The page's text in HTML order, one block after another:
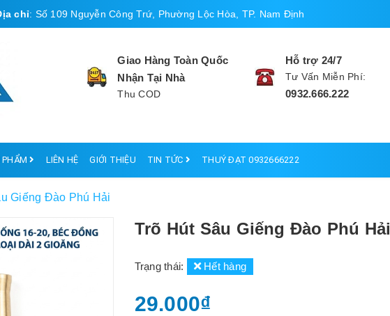
chỉ: Số 109 Nguyễn Công Trứ, Phường Lộc Hòa, TP. Nam Định
Giao Hàng Toàn Quốc
Nhận Tại Nhà
Thu COD
Hỗ trợ 24/7
Tư Vấn Miễn Phí:
0932.666.222
PHẨM LIÊN HỆ GIỚI THIỆU TIN TỨC THUÝ ĐẠT 0932666222
Giếng Đào Phú Hải
Trõ Hút Sâu Giếng Đào Phú Hải
Trạng thái: Hết hàng
29.000₫